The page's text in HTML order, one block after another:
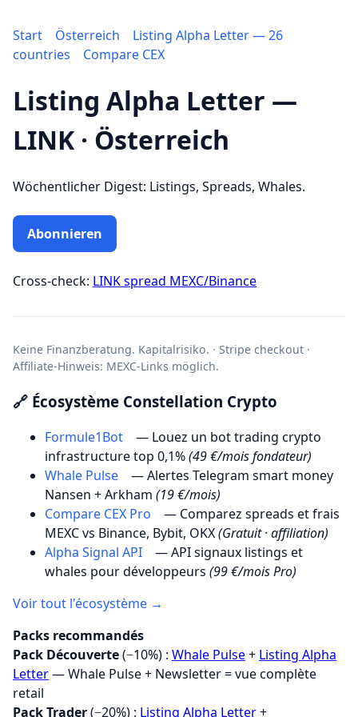
Start Österreich
Listing Alpha Letter — 26
countries
Compare CEX
Listing Alpha Letter —
LINK · Österreich
Wöchentlicher Digest: Listings, Spreads, Whales.
Abonnieren
Cross-check: LINK spread MEXC/Binance
Keine Finanzberatung. Kapitalrisiko. · Stripe checkout ·
Affiliate-Hinweis: MEXC-Links möglich.
🔗 Écosystème Constellation Crypto
Formule1Bot
— Louez un bot trading crypto
infrastructure top 0,1%(49 €/mois fondateur)
Whale Pulse
— Alertes Telegram smart money
Nansen + Arkham (19 €/mois)
Compare CEX Pro
— Comparez spreads et frais
MEXC vs Binance, Bybit, OKX(Gratuit · affiliation)
Alpha Signal API
— API signaux listings et
whales pour développeurs (99 €/mois Pro)
Voir tout l'écosystème →
Packs recommandés
Pack Découverte(−10%) : Whale Pulse+ Listing Alpha
Letter— Whale Pulse + Newsletter = vue complète
retail
Pack Trader(−20%) : Listing Alpha Letter+